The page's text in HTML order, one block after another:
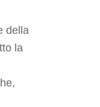
della
la